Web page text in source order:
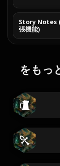
Story Notes
張機能)
をもっ